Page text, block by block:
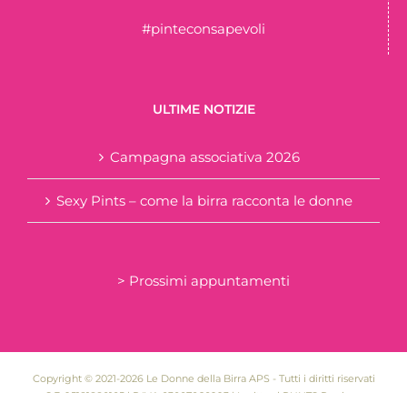
#pinteconsapevoli
ULTIME NOTIZIE
Campagna associativa 2026
Sexy Pints – come la birra racconta le donne
> Prossimi appuntamenti
Copyright © 2021-2026 Le Donne della Birra APS - Tutti i diritti riservati